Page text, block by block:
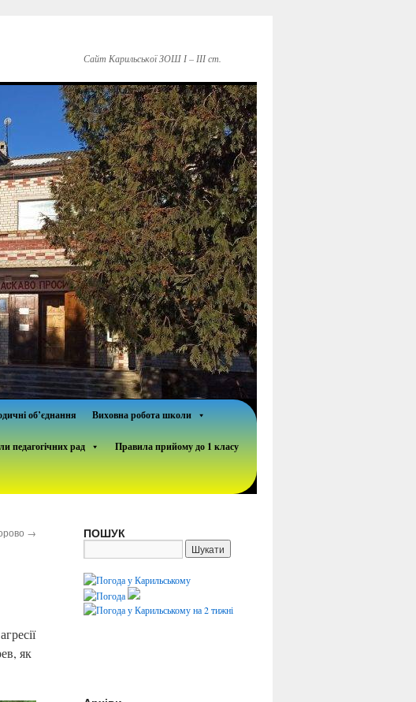
Сайт Карильської ЗОШ І – ІІІ ст.
об’єднання Виховна робота школи
педагогічних рад Правила прийому до 1 класу
→
як
ПОШУК